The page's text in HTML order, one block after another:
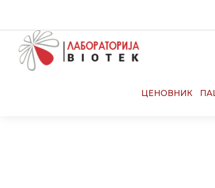
CALL
ЦЕНОВНИК